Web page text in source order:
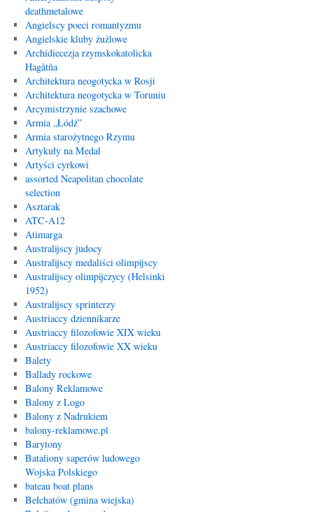
deathmetalowe
Angielscy poeci romantyzmu
Angielskie kluby żużlowe
Archidiecezja rzymskokatolicka
Hagåtña
Architektura neogotycka w Rosji
Architektura neogotycka w Toruniu
Arcymistrzynie szachowe
Armia „Łódź”
Armia starożytnego Rzymu
Artykuły na Medal
Artyści cyrkowi
assorted Neapolitan chocolate
selection
Asztarak
ATC-A12
Atimarga
Australijscy judocy
Australijscy medaliści olimpijscy
Australijscy olimpijczycy (Helsinki
1952)
Australijscy sprinterzy
Austriaccy dziennikarze
Austriaccy filozofowie XIX wieku
Austriaccy filozofowie XX wieku
Balety
Ballady rockowe
Balony Reklamowe
Balony z Logo
Balony z Nadrukiem
balony-reklamowe.pl
Barytony
Bataliony saperów ludowego
Wojska Polskiego
bateau boat plans
Bełchatów (gmina wiejska)